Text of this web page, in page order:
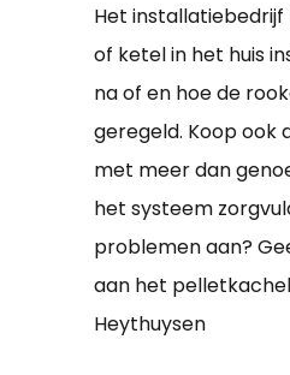
Het
of ketel in het huis
na of en hoe de
geregeld. Koop ook
met meer dan
het systeem
problemen aan?
aan het
Heythuysen